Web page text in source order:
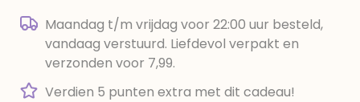
Maandag t/m vrijdag voor 22:00 uur besteld,
vandaag verstuurd. Liefdevol verpakt en
verzonden voor 7,99.
Verdien 5 punten extra met dit cadeau!